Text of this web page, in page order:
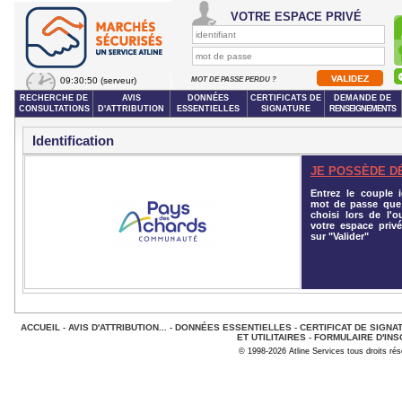
09:30:50 (serveur)
VOTRE ESPACE PRIVÉ
MOT DE PASSE PERDU ?
RECHERCHE DE
CONSULTATIONS
AVIS
D'ATTRIBUTION
DONNÉES
ESSENTIELLES
CERTIFICATS DE
SIGNATURE
DEMANDE DE
RENSEIGNEMENTS
Identification
JE POSSÈDE
Entrez le couple
mot de passe
choisi lors de
votre espace
sur "Valider"
ACCUEIL - AVIS D'ATTRIBUTION... - DONNÉES ESSENTIELLES- CERTIFICAT DE
ET UTILITAIRES - FORMULAIRE
© 1998-2026 Atline Services tous droits